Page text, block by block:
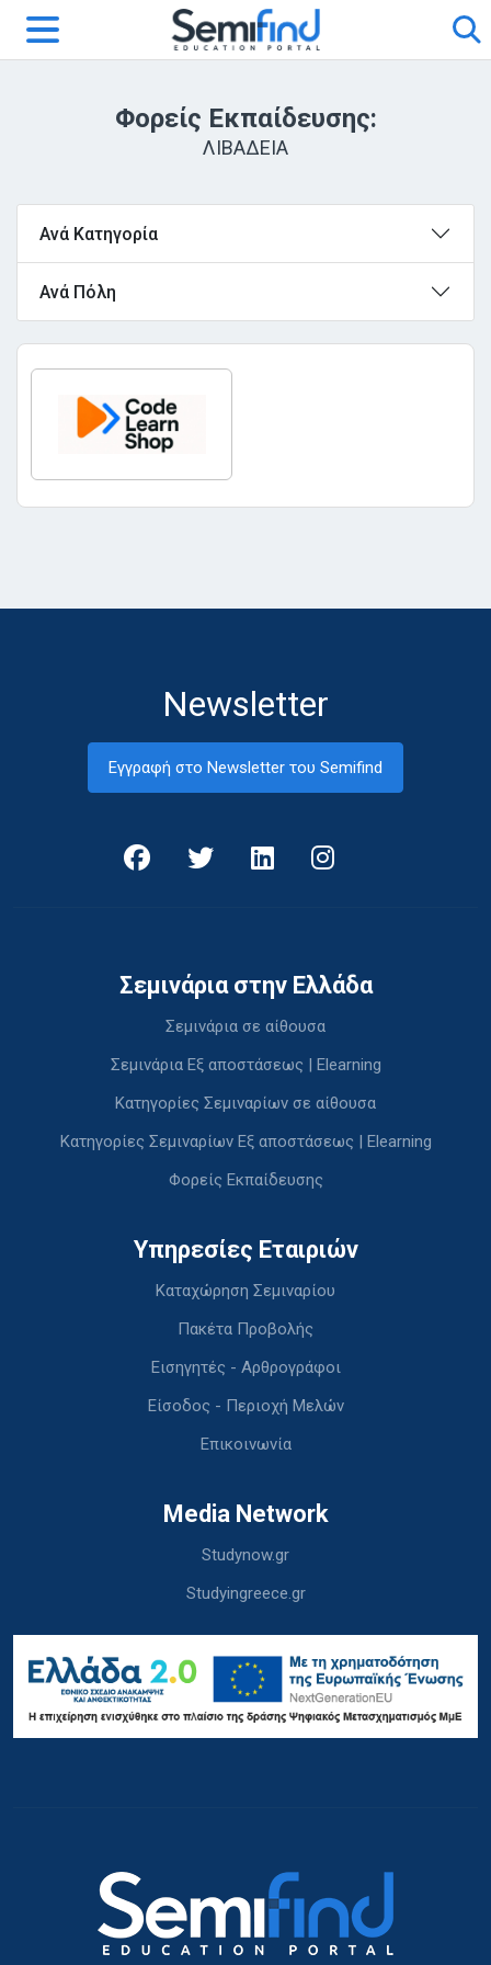
Φορείς Εκπαίδευσης:
ΛΙΒΑΔΕΙΑ
Ανά Κατηγορία
Ανά Πόλη
Newsletter
Εγγραφή στο Newsletter του Semifind
Σεμινάρια στην Ελλάδα
Σεμινάρια σε αίθουσα
Σεμινάρια Εξ αποστάσεως | Elearning
Κατηγορίες Σεμιναρίων σε αίθουσα
Κατηγορίες Σεμιναρίων Εξ αποστάσεως | Elearning
Φορείς Εκπαίδευσης
Υπηρεσίες Εταιριών
Καταχώρηση Σεμιναρίου
Πακέτα Προβολής
Εισηγητές - Αρθρογράφοι
Είσοδος - Περιοχή Μελών
Επικοινωνία
Media Network
Studynow.gr
Studyingreece.gr